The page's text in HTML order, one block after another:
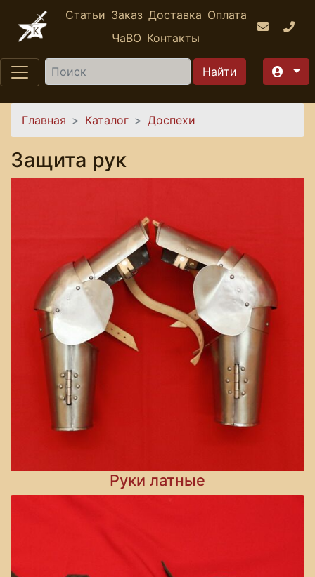
Перейти к основному содержанию
Статьи Заказ Доставка Оплата
ЧаВО Контакты
Найти
Вы здесь
Главная Каталог Доспехи
Защита рук
Руки латные